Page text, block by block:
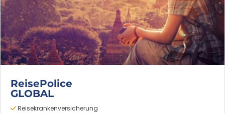
ReisePolice
GLOBAL
Reisekrankenversicherung